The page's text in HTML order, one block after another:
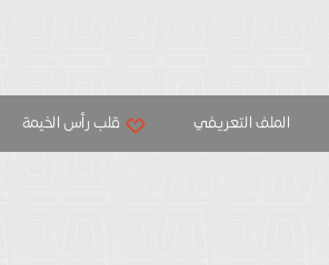
الملف التعريفي قلب رأس الخيمة